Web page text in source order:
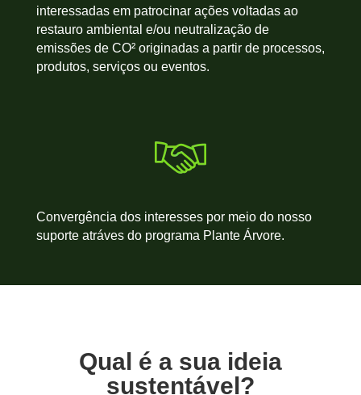
interessadas em patrocinar ações voltadas ao
restauro ambiental e/ou neutralização de
emissões de CO² originadas a partir de processos,
produtos, serviços ou eventos.
Convergência dos interesses por meio do nosso
suporte atráves do programa Plante Árvore.
Qual é a sua ideia
sustentável?